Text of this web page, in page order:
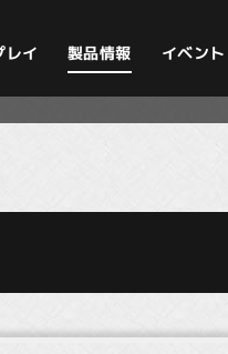
レイ 製品情報 イベント